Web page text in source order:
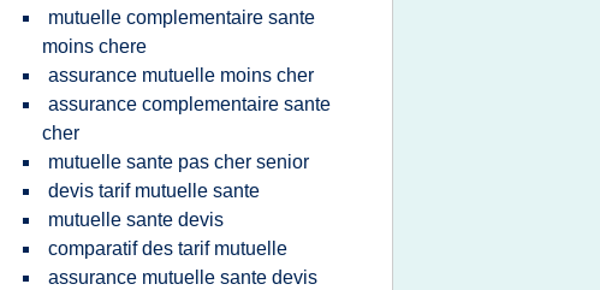
mutuelle complementaire sante
moins chere
assurance mutuelle moins cher
assurance complementaire sante
cher
mutuelle sante pas cher senior
devis tarif mutuelle sante
mutuelle sante devis
comparatif des tarif mutuelle
assurance mutuelle sante devis